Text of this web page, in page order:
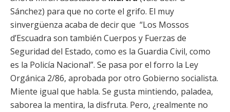
Sánchez) para que no corte el grifo. El muy
sinvergüenza acaba de decir que “Los Mossos
d’Escuadra son también Cuerpos y Fuerzas de
Seguridad del Estado, como es la Guardia Civil, como
es la Policía Nacional”. Se pasa por el forro la Ley
Orgánica 2/86, aprobada por otro Gobierno socialista.
Miente igual que habla. Se gusta mintiendo, paladea,
saborea la mentira, la disfruta. Pero, ¿realmente no